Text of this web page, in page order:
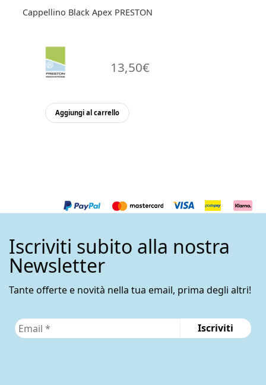
Cappellino Black Apex PRESTON
13,50€
Aggiungi al carrello
Iscriviti subito alla nostra
Newsletter
Tante offerte e novità nella tua email, prima degli altri!